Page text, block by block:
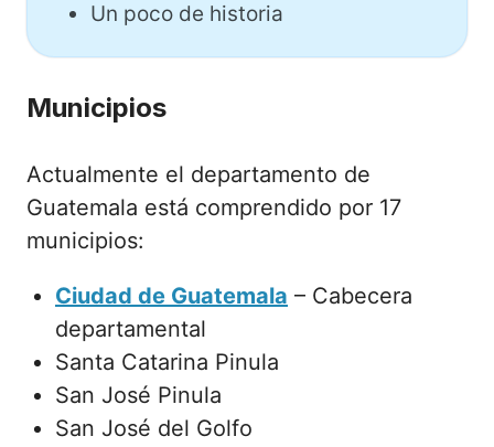
Un poco de historia
Municipios
Actualmente el departamento de
Guatemala está comprendido por 17
municipios:
Ciudad de Guatemala – Cabecera
departamental
Santa Catarina Pinula
San José Pinula
San José del Golfo